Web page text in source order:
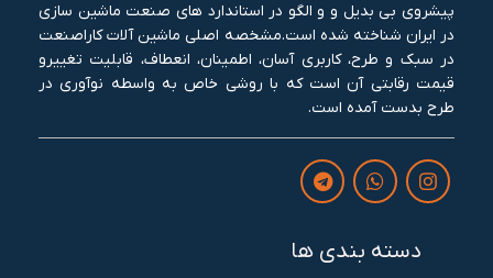
پیشروی بی بدیل و و الگو در استاندارد های صنعت ماشین سازی
در ایران شناخته شده است.مشخصه اصلی ماشین آلات کاراصنعت
در سبک و طرح، کاربری آسان، اطمینان، انعطاف، قابلیت تغییرو
قیمت رقابتی آن است که با روشی خاص به واسطه نوآوری در
طرح بدست آمده است.
دسته بندی ها